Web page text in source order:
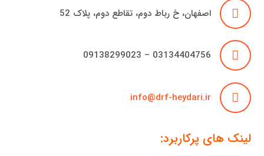
اصفهان، خ رباط دوم، تقاطع دوم، پلاک 52
03134404756 – 09138299023
info@drf-heydari.ir
لینک های پرکاربرد: